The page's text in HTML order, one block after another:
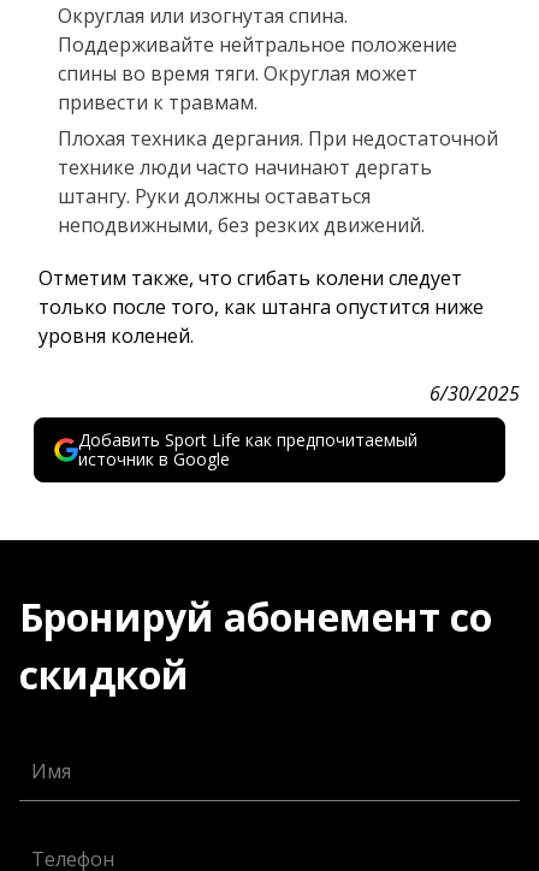
Округлая или изогнутая спина.
Поддерживайте нейтральное положение
спины во время тяги. Округлая может
привести к травмам.
Плохая техника дергания. При недостаточной
технике люди часто начинают дергать
штангу. Руки должны оставаться
неподвижными, без резких движений.
Отметим также, что сгибать колени следует
только после того, как штанга опустится ниже
уровня коленей.
6/30/2025
Добавить Sport Life как предпочитаемый
источник в Google
Бронируй абонемент со
скидкой
Имя
Телефон